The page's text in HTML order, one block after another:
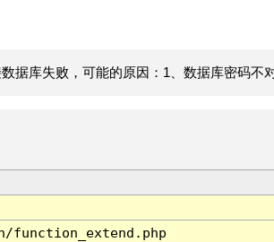
据库失败，可能的原因：1、数据库密码不
function_extend.php